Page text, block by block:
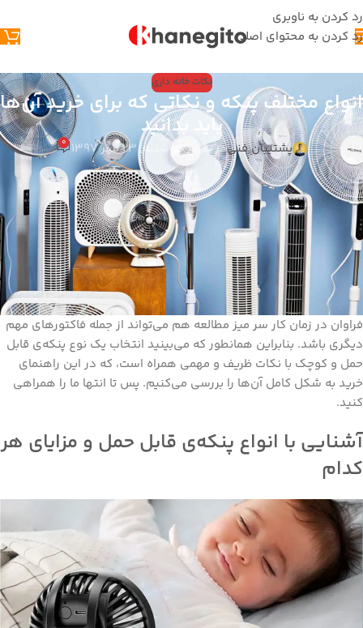
رد کردن به ناوبری
رد کردن به محتوای اصلی
نکات خانه داری
انواع مختلف پنکه و نکاتی که برای خرید آن‌ها
باید بدانید
پشتیبان فنیدر تاریخ دوشنبه, 23 مهر 1397 0
مهم‌ترین سوالی که باید قبل از خرید انواع پنکه‌ی قابل حمل از خود
پرسید این است، که دقیقا در کجا قصد استفاده از آن را دارید؟ آیا پنکه
را فقط برای چند روز سفر نیاز دارید؟ یا این یک سفر طولانی با سناریوی
احتمالی عدم وجود دستگاه سرمایشی پیش روی شما است؟ به دنبال راه
ساده‌ای برای ایجاد آرامش در هنگام مطالعه یا کار هستید، یا می‌خواهید
در هر موقعیتی پنکه‌ی کوچک خود را بیرون بیاوردی و داخل مترو یا BRT
خود را خنک کنید. در کنار موقعیت استفاده از پنکه‌ی قابل حمل سوالاتی
در مورد دسترسی به برق برای شارژ دستگاه یا عدم ایجاد سروصدای
فراوان در زمان کار سر میز مطالعه هم می‌تواند از جمله فاکتورهای مهم
دیگری باشد. بنابراین همانطور که می‌بینید انتخاب یک نوع پنکه‌ی قابل
حمل و کوچک با نکات ظریف و مهمی همراه است، که در این راهنمای
خرید به شکل کامل آن‌ها را بررسی می‌کنیم. پس تا انتها ما را همراهی
کنید.
آشنایی با انواع پنکه‌ی قابل حمل و مزایای هر
کدام